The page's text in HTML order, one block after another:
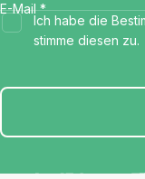
E-Mail *
Ich habe die
stimme diesen zu.